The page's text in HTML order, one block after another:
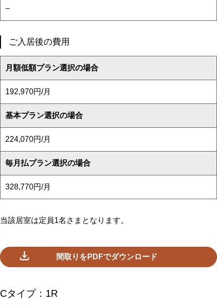
−
ご入居後の費用
月額低額プラン選択の場合
192,970円/月
基本プラン選択の場合
224,070円/月
毎月払プラン選択の場合
328,770円/月
当該居室は定員1名さまとなります。
間取りをPDFでダウンロード
Cタイプ：1R